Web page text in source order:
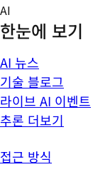
Skip
to
content
AI
한눈에 보기
AI 뉴스
기술 블로그
라이브 AI 이벤트
추론 더보기
접근 방식